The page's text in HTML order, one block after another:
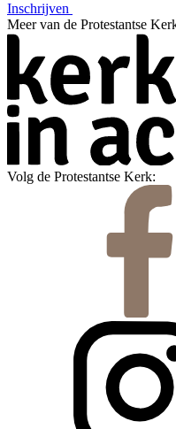
Inschrijven
Meer van de Protestantse
Volg de Protestantse Kerk: